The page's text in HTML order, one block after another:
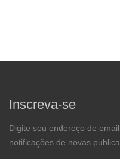
Inscreva-se
Digite seu endereço de
notificações de novas